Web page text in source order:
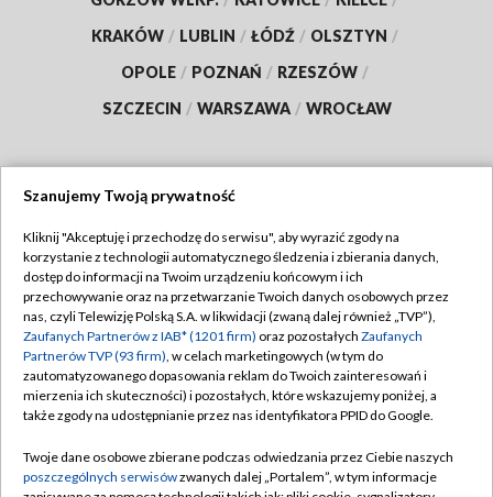
KRAKÓW / LUBLIN / ŁÓDŹ / OLSZTYN /
OPOLE / POZNAŃ / RZESZÓW /
SZCZECIN / WARSZAWA / WROCŁAW
TVP
Abonament TVP
Emisja w TVP
Centrum informacji TVP
Naziemna Telewizja Cyfrowa
Rada Programowa
Regulamin TVP
Polityka prywatności
Moje zgody
Pomoc
Kontakt
Szanujemy Twoją prywatność
Kliknij "Akceptuję i przechodzę do serwisu", aby wyrazić zgody na
korzystanie z technologii automatycznego śledzenia i zbierania danych,
dostęp do informacji na Twoim urządzeniu końcowym i ich
przechowywanie oraz na przetwarzanie Twoich danych osobowych przez
nas, czyli Telewizję Polską S.A. w likwidacji (zwaną dalej również „TVP”),
Zaufanych Partnerów z IAB* (1201 firm) oraz pozostałych Zaufanych
Partnerów TVP (93 firm), w celach marketingowych (w tym do
zautomatyzowanego dopasowania reklam do Twoich zainteresowań i
mierzenia ich skuteczności) i pozostałych, które wskazujemy poniżej, a
także zgody na udostępnianie przez nas identyfikatora PPID do Google.
Twoje dane osobowe zbierane podczas odwiedzania przez Ciebie naszych
poszczególnych serwisówzwanych dalej „Portalem”, w tym informacje